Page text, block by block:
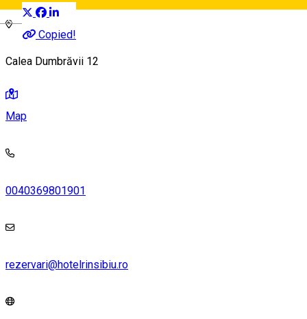
Deutsch
Copied!
Calea Dumbrăvii 12
Map
0040369801901
rezervari@hotelrinsibiu.ro